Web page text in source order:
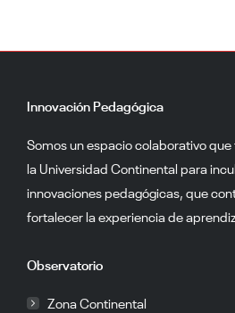
Innovación Pedagógica
Somos un espacio colaborativo
la Universidad Continental para
innovaciones pedagógicas, que
fortalecer la experiencia de
Observatorio
Zona Continental